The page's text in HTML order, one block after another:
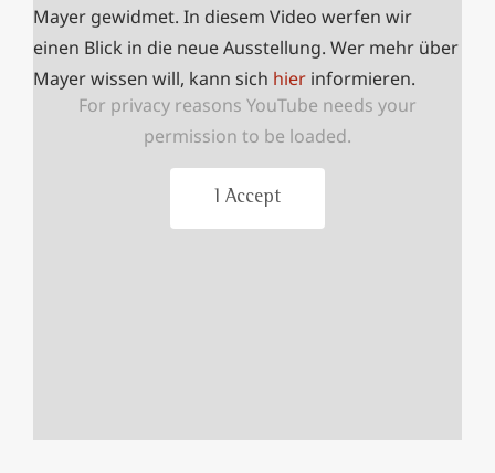
Mayer gewidmet. In diesem Video werfen wir
einen Blick in die neue Ausstellung. Wer mehr über
Mayer wissen will, kann sich hier informieren.
For privacy reasons YouTube needs your
permission to be loaded.
I Accept